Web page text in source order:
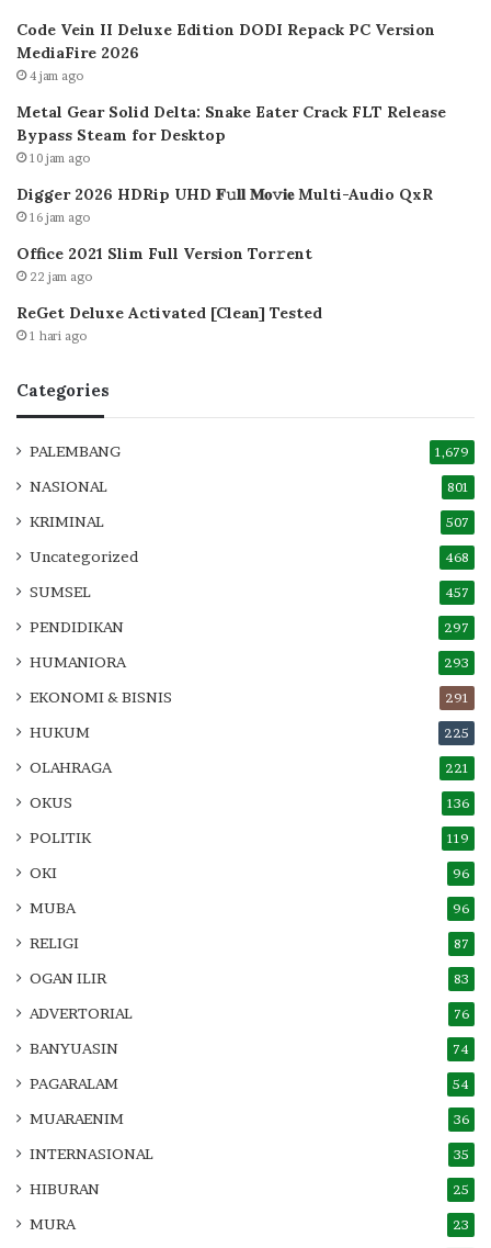
Code Vein II Deluxe Edition DODI Repack PC Version
MediaFire 2026
4 jam ago
Metal Gear Solid Delta: Snake Eater Crack FLT Release
Bypass Steam for Desktop
10 jam ago
Digger 2026 HDRip UHD 𝐅𝚞𝐥𝐥 𝐌𝐨𝚟𝐢𝐞 Multi-Audio QxR
16 jam ago
Office 2021 Slim Full Version Tor𝚛ent
22 jam ago
ReGet Deluxe Activated [Clean] Tested
1 hari ago
Categories
PALEMBANG 1,679
NASIONAL 801
KRIMINAL 507
Uncategorized 468
SUMSEL 457
PENDIDIKAN 297
HUMANIORA 293
EKONOMI & BISNIS 291
HUKUM 225
OLAHRAGA 221
OKUS 136
POLITIK 119
OKI 96
MUBA 96
RELIGI 87
OGAN ILIR 83
ADVERTORIAL 76
BANYUASIN 74
PAGARALAM 54
MUARAENIM 36
INTERNASIONAL 35
HIBURAN 25
MURA 23